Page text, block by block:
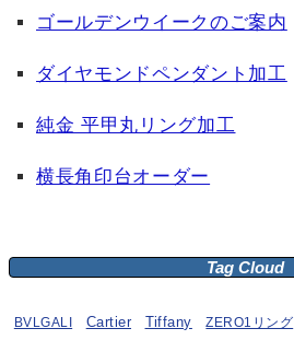
ゴールデンウイークのご案内
ダイヤモンドペンダント加工
純金 平甲丸リング加工
横長角印台オーダー
Tag Cloud
BVLGALI Cartier Tiffany ZERO1リング